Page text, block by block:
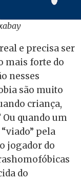
e precisa ser
mais forte do
nesses
são muito
criança,
quando um
pela
jogador do
do